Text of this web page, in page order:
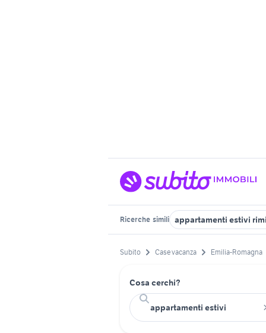
Ricerche simili appartamenti estivi
Subito Case vacanza Emilia-Romagna
Cosa cerchi?